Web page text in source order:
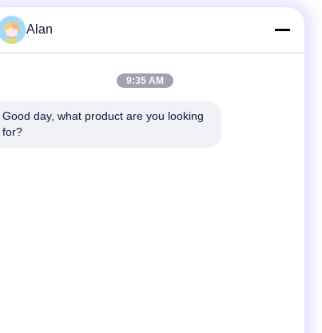
86-18688885859
Alan
9:35 AM
Good day, what product are you looking
for?